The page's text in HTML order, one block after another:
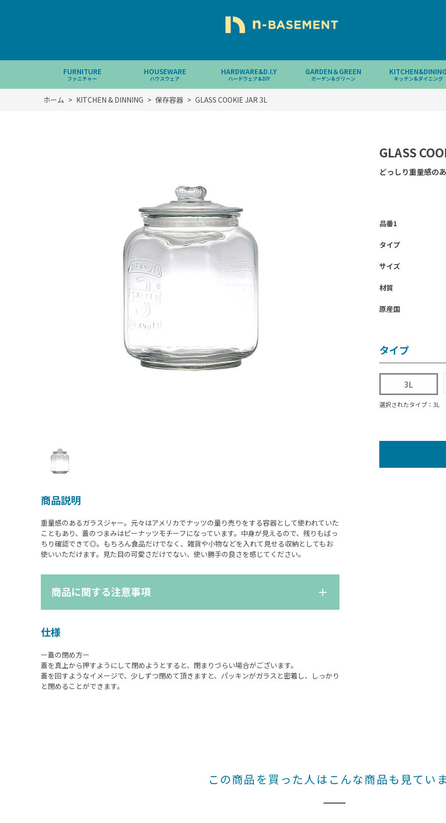
FURNITURE
ファニチャー
HOUSEWARE
ハウスウェア
HARDWARE&D.I.Y
ハードウェア&DIY
GARDEN＆GREEN
ガーデン&グリーン キッチン&ダイニング
ホーム > KITCHEN & DINNING > 保存容器 > GLASS COOKIE JAR 3L
商品説明
重量感のあるガラスジャー。元々はアメリカでナッツの量り売りをする容器として使われていた
こともあり、蓋のつまみはピーナッツモチーフになっています。中身が見えるので、残りもばっ
ちり確認できて◎。もちろん食品だけでなく、雑貨や小物などを入れて見せる収納としてもお
使いいただけます。見た目の可愛さだけでない、使い勝手の良さを感じてください。
商品に関する注意事項
仕様
ー蓋の閉め方ー
蓋を真上から押すようにして閉めようとすると、閉まりづらい場合がございます。
蓋を回すようなイメージで、少しずつ閉めて頂きますと、パッキンがガラスと密着し、しっかり
と閉めることができます。
どっしり重量感の
GLASS
品番1
タイプ
サイズ
材質
原産国
タイプ
3L
選択されたタイプ：3L
この商品を買った人はこんな商品も見てい